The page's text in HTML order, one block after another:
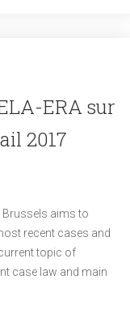
ERA sur
2017
Brussels aims to
recent cases and
topic of
case law and main